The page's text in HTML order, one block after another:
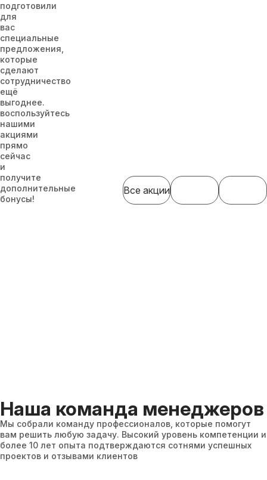
подготовили
для
вас
специальные
предложения,
которые
сделают
сотрудничество
ещё
выгоднее.
воспользуйтесь
нашими
акциями
прямо
сейчас
и
получите
дополнительные
бонусы!
Все акции
Наша команда менеджеров
Мы собрали команду профессионалов, которые помогут
вам решить любую задачу. Высокий уровень компетенции и
более 10 лет опыта подтверждаются сотнями успешных
проектов и отзывами клиентов